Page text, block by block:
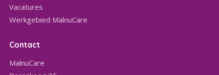
Vacatures
Werkgebied MalnuCare
Contact
MalnuCare